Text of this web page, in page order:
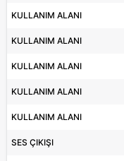
KULLANIM ALANI
KULLANIM ALANI
KULLANIM ALANI
KULLANIM ALANI
KULLANIM ALANI
SES ÇIKIŞI